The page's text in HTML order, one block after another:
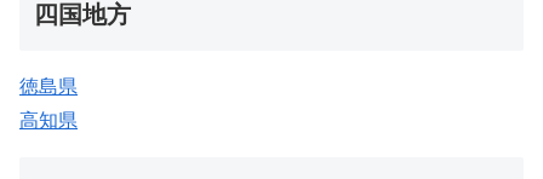
四国地方
徳島県
高知県